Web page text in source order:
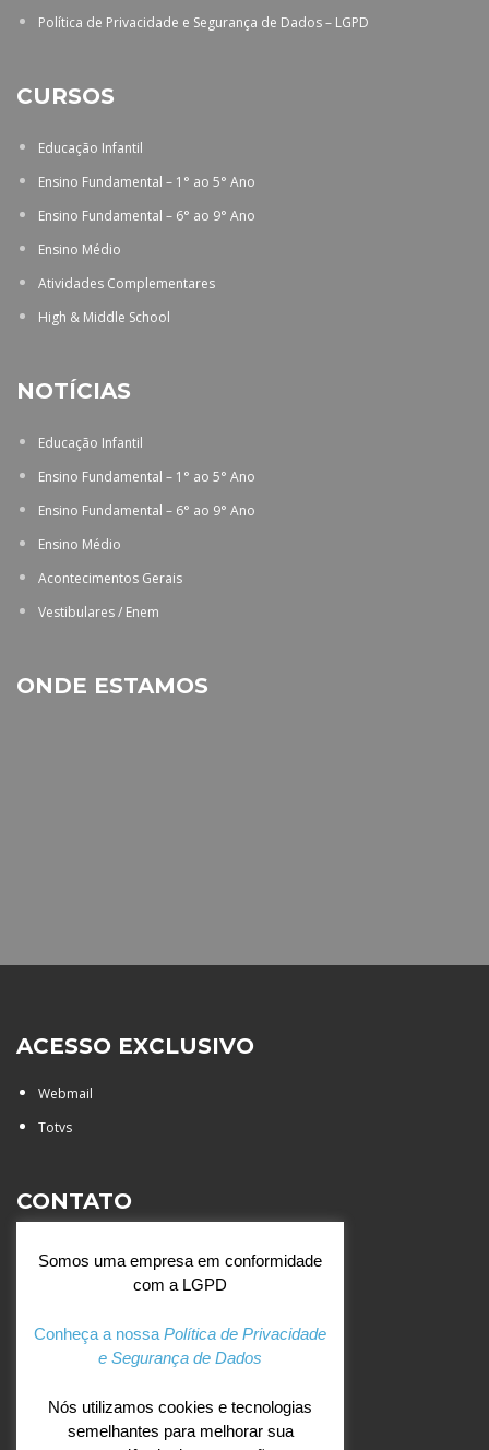
Política de Privacidade e Segurança de Dados – LGPD
CURSOS
Educação Infantil
Ensino Fundamental – 1° ao 5° Ano
Ensino Fundamental – 6° ao 9° Ano
Ensino Médio
Atividades Complementares
High & Middle School
NOTÍCIAS
Educação Infantil
Ensino Fundamental – 1° ao 5° Ano
Ensino Fundamental – 6° ao 9° Ano
Ensino Médio
Acontecimentos Gerais
Vestibulares / Enem
ONDE ESTAMOS
ACESSO EXCLUSIVO
Webmail
Totvs
CONTATO
Santa Catarina - São José do
Rio Preto (SP)
+55 (17) 3354 7000
agostiniano@csj.g12.br
Somos uma empresa em conformidade
com a LGPD
Conheça a nossa Política de Privacidade
e Segurança de Dados
Nós utilizamos cookies e tecnologias
semelhantes para melhorar sua